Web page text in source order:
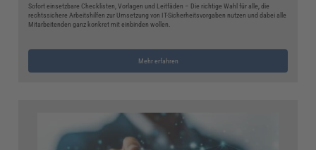
Sofort einsetzbare Checklisten, Vorlagen und Leitfäden – Die richtige Wahl für alle, die
rechtssichere Arbeitshilfen zur Umsetzung von IT-Sicherheitsvorgaben nutzen und dabei alle
Mitarbeitenden ganz konkret mit einbinden wollen.
Mehr erfahren